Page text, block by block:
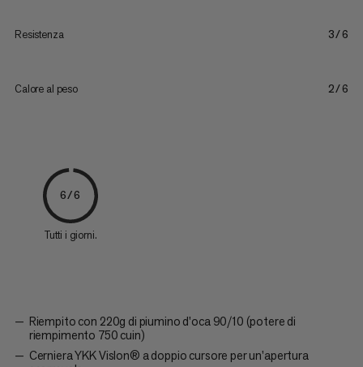
Resistenza 3/6
Calore al peso 2/6
6/6
Tutti i giorni.
Riempito con 220g di piumino d'oca 90/10 (potere di
riempimento 750 cuin)
Cerniera YKK Vislon® a doppio cursore per un'apertura